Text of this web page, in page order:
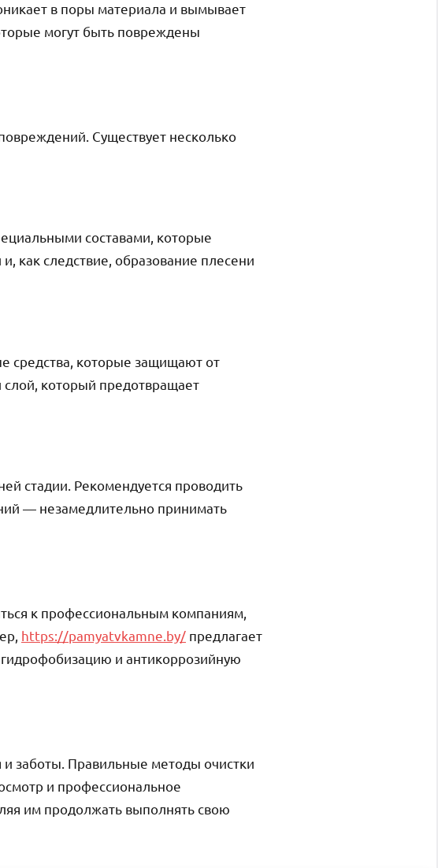
в поры материала и вымывает
могут быть повреждены
Существует несколько
составами, которые
как следствие, образование плесени
средства, которые защищают от
который предотвращает
стадии. Рекомендуется проводить
— незамедлительно принимать
к профессиональным компаниям,
https://pamyatvkamne.by/ предлагает
и антикоррозийную
и заботы. Правильные методы очистки
и профессиональное
им продолжать выполнять свою